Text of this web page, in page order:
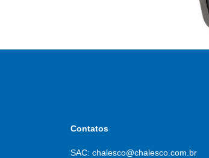
Contatos
SAC: chalesco@chalesco.com.br